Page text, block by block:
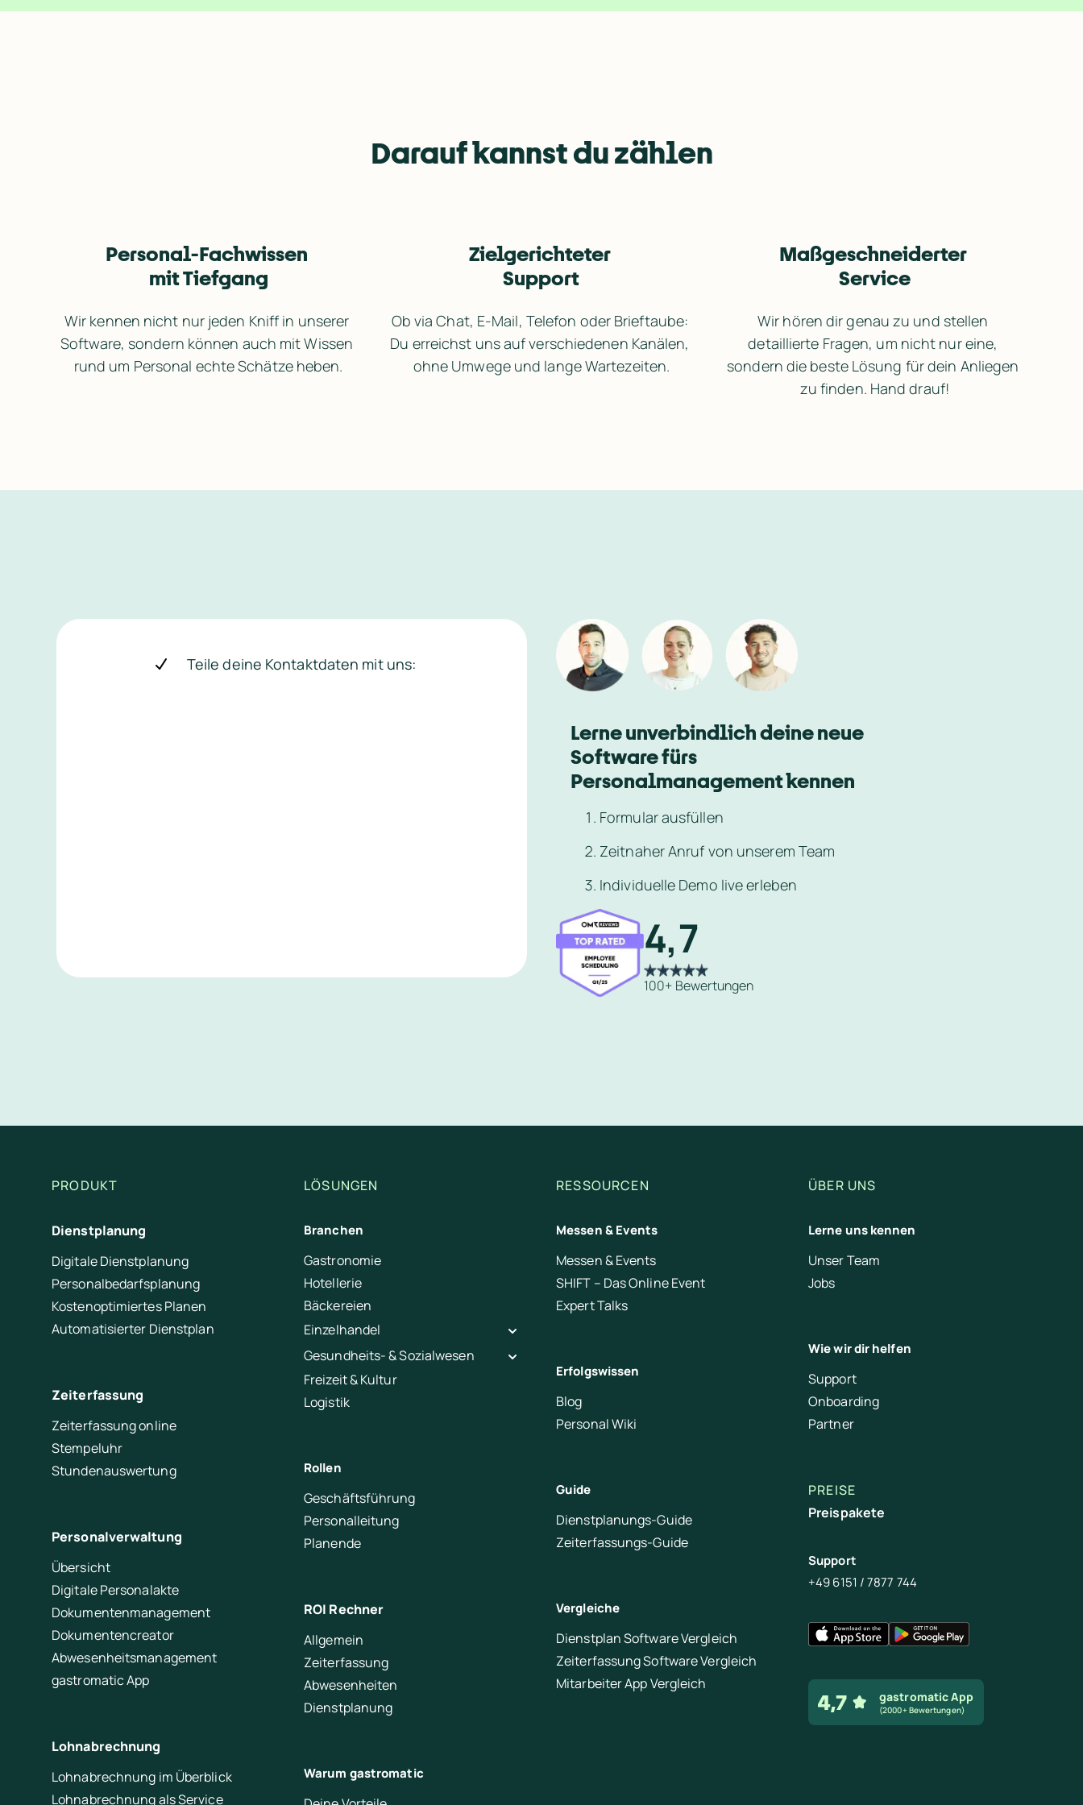
Darauf kannst du zählen
Personal-Fachwissen
mit Tiefgang
Wir kennen nicht nur jeden Kniff in unserer
Software, sondern können auch mit Wissen
rund um Personal echte Schätze heben.
Zielgerichteter
Support
Ob via Chat, E-Mail, Telefon oder Brieftaube:
Du erreichst uns auf verschiedenen Kanälen,
ohne Umwege und lange Wartezeiten.
Maßgeschneiderter
Service
Wir hören dir genau zu und stellen
detaillierte Fragen, um nicht nur eine,
sondern die beste Lösung für dein Anliegen
zu finden. Hand drauf!
Teile deine Kontaktdaten mit uns:
Lerne unverbindlich deine neue
Software fürs
Personalmanagement kennen
Formular ausfüllen
Zeitnaher Anruf von unserem Team
Individuelle Demo live erleben
4,7
100+ Bewertungen
PRODUKT
Dienstplanung
Digitale Dienstplanung
Personalbedarfsplanung
Kostenoptimiertes Planen
Automatisierter Dienstplan
Zeiterfassung
Zeiterfassung online
Stempeluhr
Stundenauswertung
Personalverwaltung
Übersicht
Digitale Personalakte
Dokumentenmanagement
Dokumentencreator
Abwesenheitsmanagement
gastromatic App
Lohnabrechnung
Lohnabrechnung im Überblick
Lohnabrechnung als Service
LÖSUNGEN
Branchen
Gastronomie
Hotellerie
Bäckereien
Einzelhandel
Gesundheits- & Sozialwesen
Freizeit & Kultur
Logistik
Rollen
Geschäftsführung
Personalleitung
Planende
ROI Rechner
Allgemein
Zeiterfassung
Abwesenheiten
Dienstplanung
Warum gastromatic
RESSOURCEN
Messen & Events
Messen & Events
SHIFT – Das Online Event
Expert Talks
Erfolgswissen
Blog
Personal Wiki
Guide
Dienstplanungs-Guide
Zeiterfassungs-Guide
Vergleiche
Dienstplan Software Vergleich
Zeiterfassung Software Vergleich
Mitarbeiter App Vergleich
ÜBER UNS
Lerne uns kennen
Unser Team
Jobs
Wie wir dir helfen
Support
Onboarding
Partner
PREISE
Preispakete
Support
+49 6151 / 7877 744
gastromatic App
(2000+ Bewertungen)